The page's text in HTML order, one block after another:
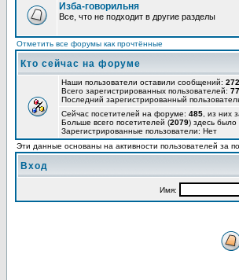
Изба-говорильня
Все, что не подходит в другие разделы
Отметить все форумы как прочтённые
Кто сейчас на форуме
Наши пользователи оставили сообщений:
Всего зарегистрированных пользователей:
Последний зарегистрированный
Сейчас посетителей на форуме: 485 , из них
Больше всего посетителей (2079) здесь было
Зарегистрированные пользователи: Нет
Эти данные основаны на активности пользователей за
Вход
Имя: